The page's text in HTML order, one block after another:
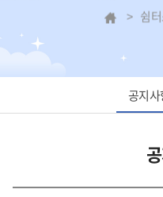
쉼
공지